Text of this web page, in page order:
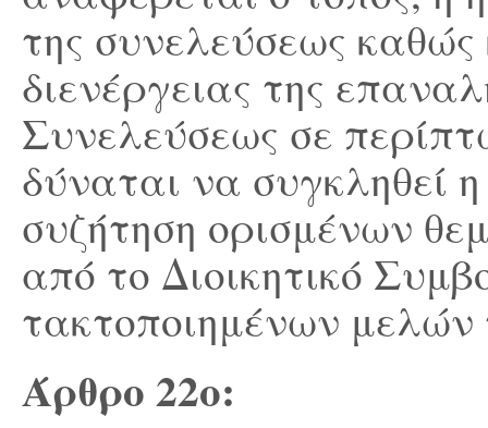
της συνελεύσεως
διενέργειας της
Συνελεύσεως σε
δύναται να συγκληθεί
συζήτηση ορισμένων
από το Διοικητικό
τακτοποιημένων
Άρθρο 22ο: